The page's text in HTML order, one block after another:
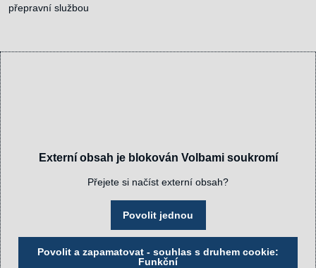
přepravní službou
Externí obsah je blokován Volbami soukromí
Přejete si načíst externí obsah?
Povolit jednou
Povolit a zapamatovat - souhlas s druhem cookie:
Funkční